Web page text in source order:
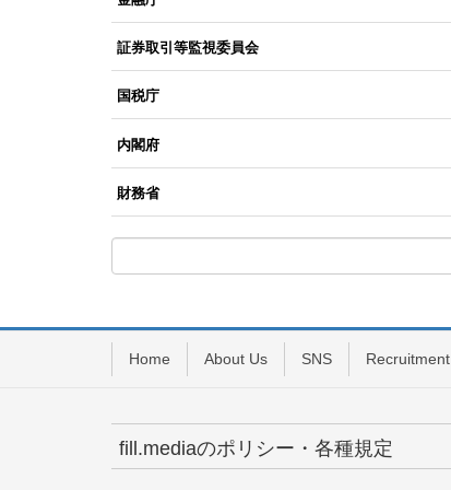
証券取引等監視委員会
国税庁
内閣府
財務省
Home About Us SNS Recruitment
fill.mediaのポリシー・各種規定